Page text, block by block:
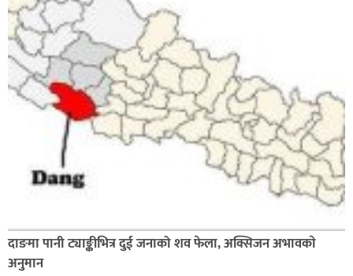
दाङमा पानी ट्याङ्कीभित्र दुई जनाको शव फेला, अक्सिजन अभावकाे
अनुमान